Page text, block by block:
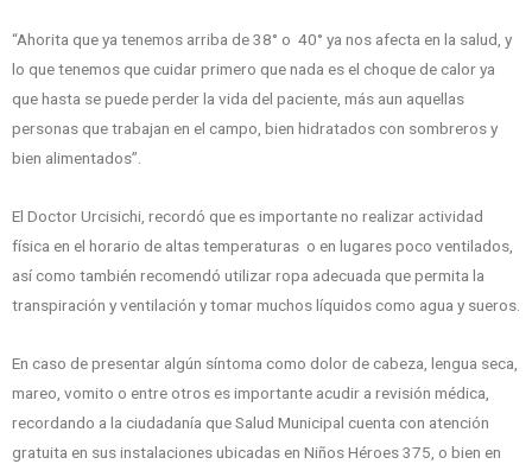
“Ahorita que ya tenemos arriba de 38° o 40° ya nos afecta en la salud, y
lo que tenemos que cuidar primero que nada es el choque de calor ya
que hasta se puede perder la vida del paciente, más aun aquellas
personas que trabajan en el campo, bien hidratados con sombreros y
bien alimentados”.
El Doctor Urcisichi, recordó que es importante no realizar actividad
física en el horario de altas temperaturas o en lugares poco ventilados,
así como también recomendó utilizar ropa adecuada que permita la
transpiración y ventilación y tomar muchos líquidos como agua y sueros.
En caso de presentar algún síntoma como dolor de cabeza, lengua seca,
mareo, vomito o entre otros es importante acudir a revisión médica,
recordando a la ciudadanía que Salud Municipal cuenta con atención
gratuita en sus instalaciones ubicadas en Niños Héroes 375, o bien en